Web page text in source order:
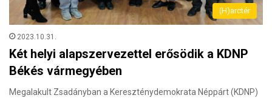
(H)arctér
2023.10.31.
Két helyi alapszervezettel erősödik a KDNP
Békés vármegyében
Megalakult Zsadányban a Kereszténydemokrata Néppárt (KDNP)